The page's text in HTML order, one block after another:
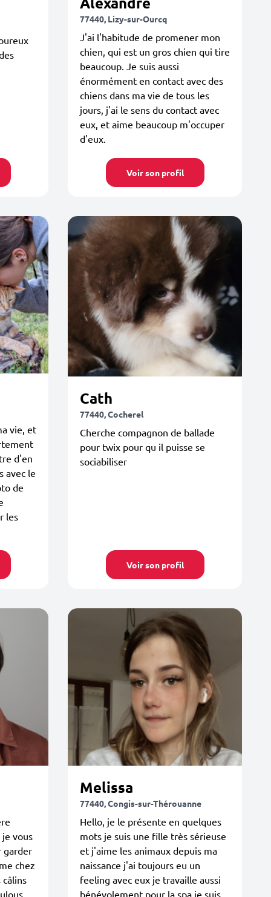
77440, Lizy-sur-Ourcq
J'ai l'habitude de promener mon
chien, qui est un gros chien qui tire
beaucoup. Je suis aussi
énormément en contact avec des
chiens dans ma vie de tous les
jours, j'ai le sens du contact avec
eux, et aime beaucoup m'occuper
d'eux.
Voir son profil
vie, et
d'en
avec le
de
les
Cath
77440, Cocherel
Cherche compagnon de ballade
pour twix pour qu il puisse se
sociabiliser
Voir son profil
vous
garder
chez
câlins
Melissa
77440, Congis-sur-Thérouanne
Hello, je le présente en quelques
mots je suis une fille très sérieuse
et j'aime les animaux depuis ma
naissance j'ai toujours eu un
feeling avec eux je travaille aussi
bénévolement pour la spa je suis